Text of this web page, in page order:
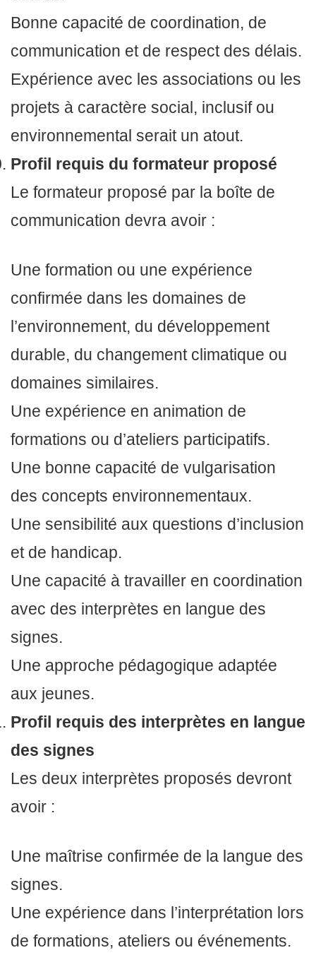
Bonne capacité de coordination, de
communication et de respect des délais.
Expérience avec les associations ou les
projets à caractère social, inclusif ou
environnemental serait un atout.
Profil requis du formateur proposé
Le formateur proposé par la boîte de
communication devra avoir :
Une formation ou une expérience
confirmée dans les domaines de
l’environnement, du développement
durable, du changement climatique ou
domaines similaires.
Une expérience en animation de
formations ou d’ateliers participatifs.
Une bonne capacité de vulgarisation
des concepts environnementaux.
Une sensibilité aux questions d’inclusion
et de handicap.
Une capacité à travailler en coordination
avec des interprètes en langue des
signes.
Une approche pédagogique adaptée
aux jeunes.
Profil requis des interprètes en langue
des signes
Les deux interprètes proposés devront
avoir :
Une maîtrise confirmée de la langue des
signes.
Une expérience dans l’interprétation lors
de formations, ateliers ou événements.